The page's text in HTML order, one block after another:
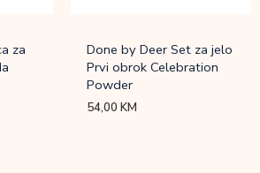
za
Done by Deer Set za jelo
Prvi obrok Celebration
Powder
54,00KM